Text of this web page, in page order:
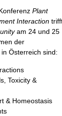
Plant
Interaction
am 24 und 25
der
Österreich sind:
Toxicity &
& Homeostasis